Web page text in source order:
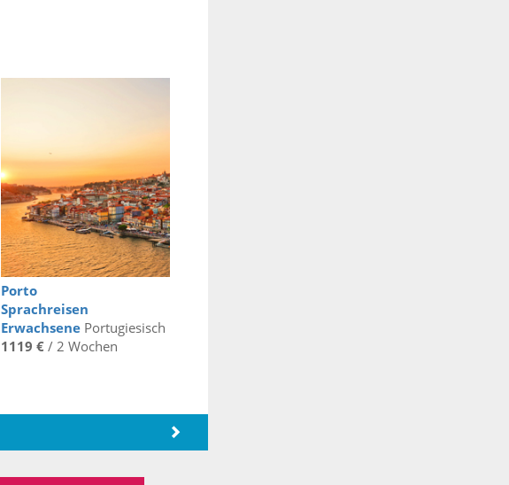
Porto
Sprachreisen
Erwachsene Portugiesisch
1119 € / 2 Wochen